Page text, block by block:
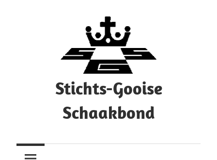
Stichts-Gooise
Schaakbond